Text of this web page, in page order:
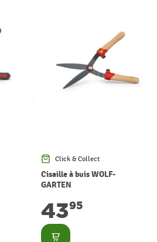
Click & Collect
Cisaille à buis WOLF-
GARTEN
4395
Consulter